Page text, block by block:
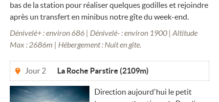
bas de la station pour réaliser quelques godilles et rejoindre
après un transfert en minibus notre gîte du week-end.
Dénivelé+ : environ 686 | Dénivelé- : environ 1900 | Altitude
Max : 2686m | Hébergement : Nuit en gîte.
Jour 2 La Roche Parstire (2109m)
Direction aujourd'hui le petit